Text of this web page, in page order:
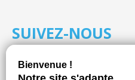
SUIVEZ-NOUS